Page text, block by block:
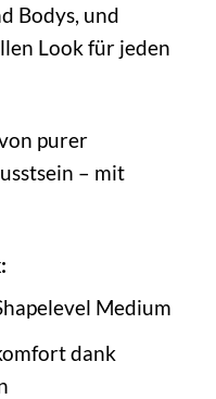
Bodys, und
Look für jeden
purer
– mit
Medium
dank